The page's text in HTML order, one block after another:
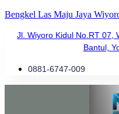
Bengkel Las Maju Jaya
Jl. Wiyoro Kidul No.RT 07,
Bantul,
0881-6747-009